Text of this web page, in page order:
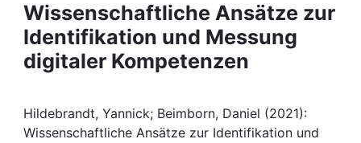
People
Awards
Wissenschaftliche Ansätze zur
Identifikation und Messung
digitaler Kompetenzen
Hildebrandt, Yannick; Beimborn, Daniel (2021):
Wissenschaftliche Ansätze zur Identifikation und